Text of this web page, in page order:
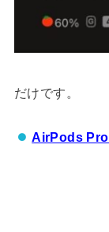
だけです。
AirPods Pro